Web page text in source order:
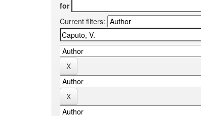
for
Current filters: